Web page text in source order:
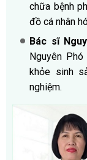
chữa bệnh
đồ cá nhân
Bác sĩ
Nguyên
khỏe sinh
nghiệm.